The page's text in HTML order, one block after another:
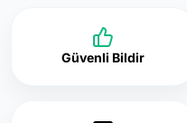
Güvenli Bildir